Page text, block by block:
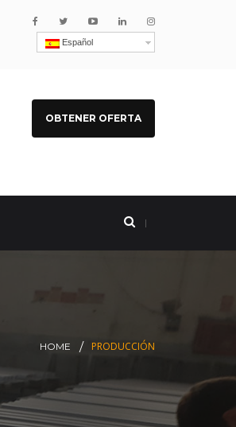
Español
OBTENER OFERTA
HOME PRODUCCIÓN